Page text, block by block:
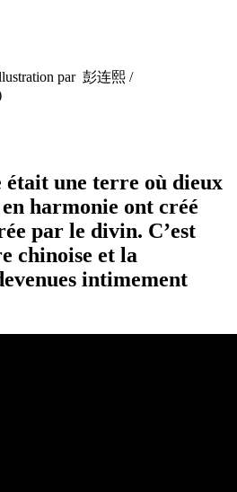
par 彭连熙 /
une terre où dieux
harmonie ont créé
par le divin. C’est
chinoise et la
intimement